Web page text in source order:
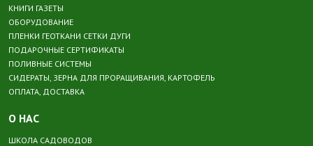
КНИГИ ГАЗЕТЫ
ОБОРУДОВАНИЕ
ПЛЕНКИ ГЕОТКАНИ СЕТКИ ДУГИ
ПОДАРОЧНЫЕ СЕРТИФИКАТЫ
ПОЛИВНЫЕ СИСТЕМЫ
СИДЕРАТЫ, ЗЕРНА ДЛЯ ПРОРАЩИВАНИЯ, КАРТОФЕЛЬ
ОПЛАТА, ДОСТАВКА
О НАС
ШКОЛА САДОВОДОВ